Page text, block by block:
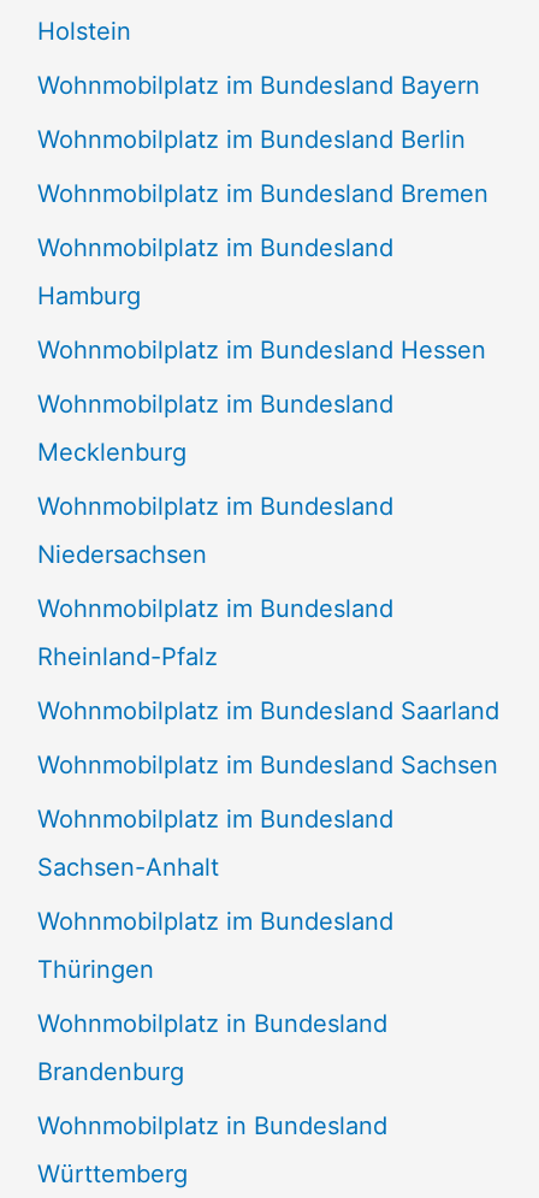
Holstein
Wohnmobilplatz im Bundesland Bayern
Wohnmobilplatz im Bundesland Berlin
Wohnmobilplatz im Bundesland Bremen
Wohnmobilplatz im Bundesland
Hamburg
Wohnmobilplatz im Bundesland Hessen
Wohnmobilplatz im Bundesland
Mecklenburg
Wohnmobilplatz im Bundesland
Niedersachsen
Wohnmobilplatz im Bundesland
Rheinland-Pfalz
Wohnmobilplatz im Bundesland Saarland
Wohnmobilplatz im Bundesland Sachsen
Wohnmobilplatz im Bundesland
Sachsen-Anhalt
Wohnmobilplatz im Bundesland
Thüringen
Wohnmobilplatz in Bundesland
Brandenburg
Wohnmobilplatz in Bundesland
Württemberg